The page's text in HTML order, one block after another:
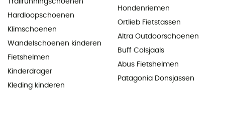
Hardloopschoenen
Klimschoenen
Wandelschoenen kinderen
Fietshelmen
Kinderdrager
Kleding kinderen
Hondenriemen
Ortlieb Fietstassen
Altra Outdoorschoenen
Buff Colsjaals
Abus Fietshelmen
Patagonia Donsjassen